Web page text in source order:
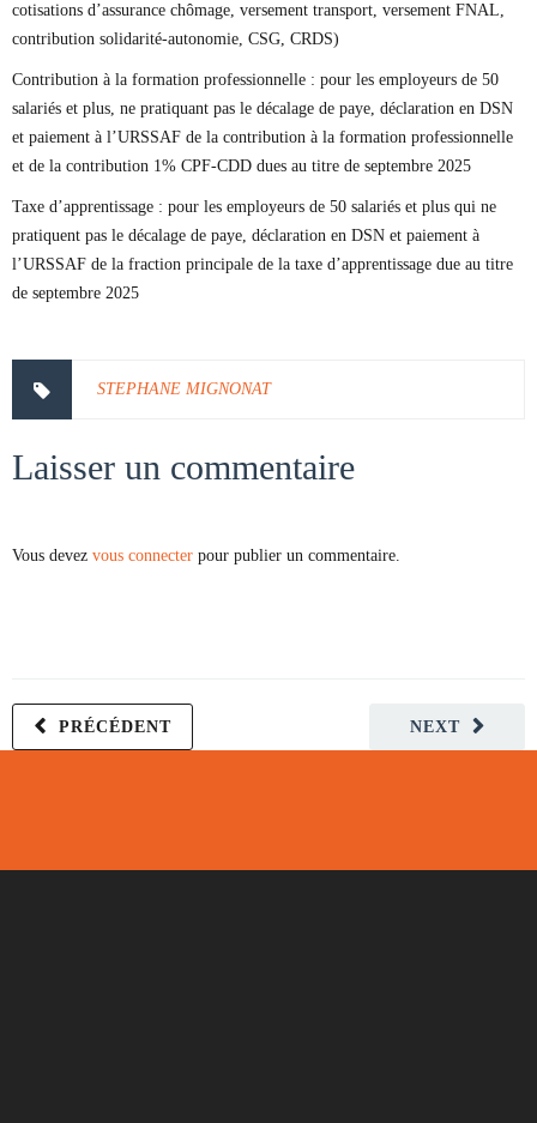
cotisations d’assurance chômage, versement transport, versement FNAL,
contribution solidarité-autonomie, CSG, CRDS)
Contribution à la formation professionnelle : pour les employeurs de 50
salariés et plus, ne pratiquant pas le décalage de paye, déclaration en DSN
et paiement à l’URSSAF de la contribution à la formation professionnelle
et de la contribution 1% CPF-CDD dues au titre de septembre 2025
Taxe d’apprentissage : pour les employeurs de 50 salariés et plus qui ne
pratiquent pas le décalage de paye, déclaration en DSN et paiement à
l’URSSAF de la fraction principale de la taxe d’apprentissage due au titre
de septembre 2025
STEPHANE MIGNONAT
Laisser un commentaire
Vous devez vous connecter pour publier un commentaire.
NEXT
PRÉCÉDENT